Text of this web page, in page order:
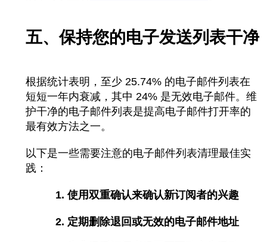
五、保持您的电子发送列表干净
根据统计表明 ，至少 25.74% 的电子邮件列表在
短短一年内衰减，其中 24% 是无效电子邮件。维
护干净的电子邮件列表是提高电子邮件打开率的
最有效方法之一。
以下是一些需要注意的电子邮件列表清理最佳实
践 ：
1. 使用双重确认来确认新订阅者的兴趣
2. 定期删除退回或无效的电子邮件地址